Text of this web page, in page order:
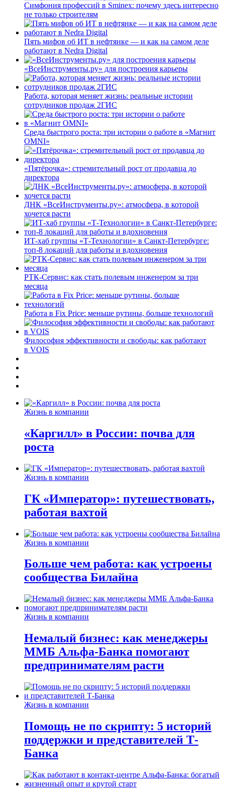
Симфония профессий в Sminex: почему здесь интересно
не только строителям
Пять мифов об ИТ в нефтянке — и как на самом деле
работают в Nedra Digital
«ВсеИнструменты.ру» для построения карьеры
Работа, которая меняет жизнь: реальные истории
сотрудников продаж 2ГИС
Среда быстрого роста: три истории о работе в «Магнит
OMNI»
«Пятёрочка»: стремительный рост от продавца до
директора
ДНК «ВсеИнструменты.ру»: атмосфера, в которой
хочется расти
ИТ-хаб группы «Т-Технологии» в Санкт-Петербурге:
топ-8 локаций для работы и вдохновения
РТК-Сервис: как стать полевым инженером за три
месяца
Работа в Fix Price: меньше рутины, больше технологий
Философия эффективности и свободы: как работают
в VOIS
Жизнь в компании
«Каргилл» в России: почва для
роста
Жизнь в компании
ГК «Император»: путешествовать,
работая вахтой
Жизнь в компании
Больше чем работа: как устроены
сообщества Билайна
Жизнь в компании
Немалый бизнес: как менеджеры
ММБ Альфа-Банка помогают
предпринимателям расти
Жизнь в компании
Помощь не по скрипту: 5 историй
поддержки и представителей Т-
Банка